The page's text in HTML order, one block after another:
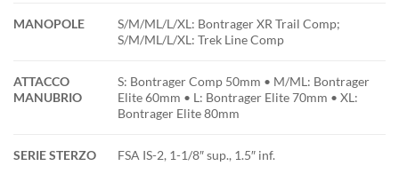
MANOPOLE
S/M/ML/L/XL: Bontrager XR Trail Comp;
S/M/ML/L/XL: Trek Line Comp
ATTACCO
MANUBRIO
S: Bontrager Comp 50mm • M/ML: Bontrager
Elite 60mm • L: Bontrager Elite 70mm • XL:
Bontrager Elite 80mm
SERIE STERZO FSA IS-2, 1-1/8″ sup., 1.5″ inf.